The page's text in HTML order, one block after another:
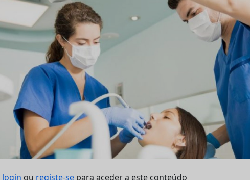
login ou registe-se para aceder a este conteúdo